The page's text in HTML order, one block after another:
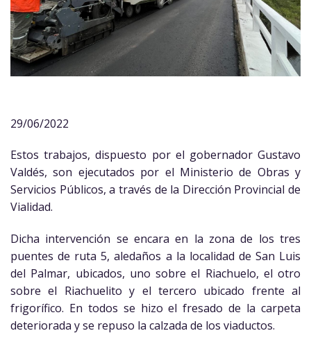
29/06/2022
Estos trabajos, dispuesto por el gobernador Gustavo
Valdés, son ejecutados por el Ministerio de Obras y
Servicios Públicos, a través de la Dirección Provincial de
Vialidad.
Dicha intervención se encara en la zona de los tres
puentes de ruta 5, aledaños a la localidad de San Luis
del Palmar, ubicados, uno sobre el Riachuelo, el otro
sobre el Riachuelito y el tercero ubicado frente al
frigorífico. En todos se hizo el fresado de la carpeta
deteriorada y se repuso la calzada de los viaductos.